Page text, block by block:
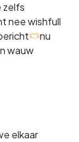
zelfs
nee wishfull
nu
wauw
elkaar